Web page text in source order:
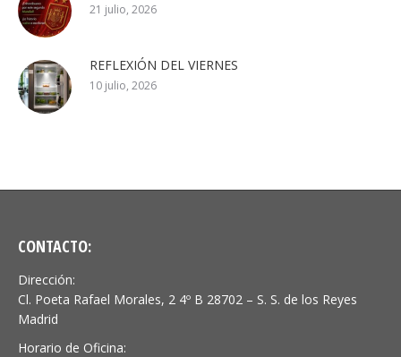
21 julio, 2026
REFLEXIÓN DEL VIERNES
10 julio, 2026
CONTACTO:
Dirección:
Cl. Poeta Rafael Morales, 2 4º B 28702 – S. S. de los Reyes
Madrid
Horario de Oficina: